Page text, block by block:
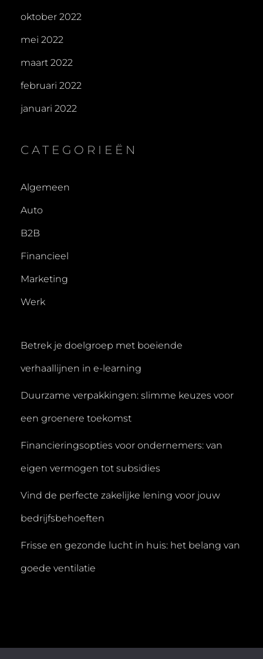
oktober 2022
mei 2022
maart 2022
februari 2022
januari 2022
CATEGORIEËN
Algemeen
Auto
B2B
Financieel
Marketing
Werk
Betrek je doelgroep met boeiende
verhaallijnen in e-learning
Duurzame verpakkingen: slimme keuzes voor
een groenere toekomst
Financieringsopties voor ondernemers: van
eigen vermogen tot subsidies
Vind de perfecte zakelijke lening voor jouw
bedrijfsbehoeften
Frisse en gezonde lucht in huis: het belang van
goede ventilatie